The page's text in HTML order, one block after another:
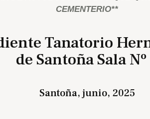
CEMENTERIO**
Tanatorio
de Santoña Sala Nº
Santoña, junio, 2025